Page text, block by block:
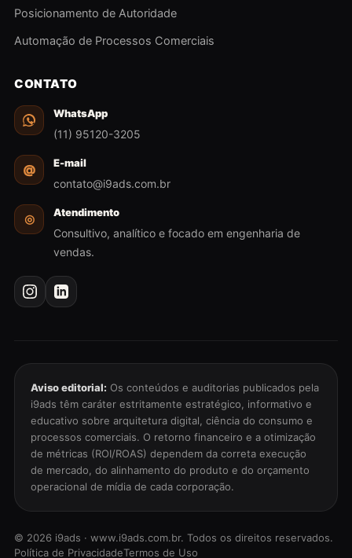
Posicionamento de Autoridade
Automação de Processos Comerciais
CONTATO
WhatsApp
(11) 95120-3205
@ E-mail
contato@i9ads.com.br
◎ Atendimento
Consultivo, analítico e focado em engenharia de
vendas.
Aviso editorial: Os conteúdos e auditorias publicados pela
i9ads têm caráter estritamente estratégico, informativo e
educativo sobre arquitetura digital, ciência do consumo e
processos comerciais. O retorno financeiro e a otimização
de métricas (ROI/ROAS) dependem da correta execução
de mercado, do alinhamento do produto e do orçamento
operacional de mídia de cada corporação.
© 2026 i9ads · www.i9ads.com.br. Todos os direitos reservados.
Política de PrivacidadeTermos de Uso